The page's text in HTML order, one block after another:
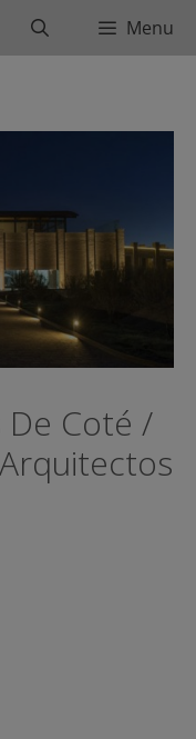
BuscarMenu
De Coté /